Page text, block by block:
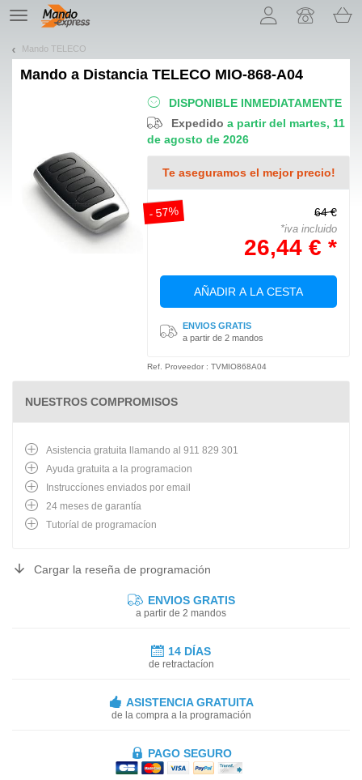
TE
navigation
Mando TELECO
Mando a Distancia TELECO MIO-868-A04
DISPONIBLE INMEDIATAMENTE
Expedidoa partir del martes, 11
de agosto de 2026
Te aseguramos el mejor precio!
- 57% 64 €
*iva incluido
26,44 € *
AÑADIR A LA CESTA
ENVIOS GRATIS
a partir de 2 mandos
Ref. Proveedor : TVMIO868A04
NUESTROS COMPROMISOS
Asistencia gratuita llamando al 911 829 301
Ayuda gratuita a la programacion
Instruccíones enviados por email
24 meses de garantía
Tutoríal de programacíon
Cargar la reseña de programación
ENVIOS GRATIS
a partir de 2 mandos
14 DÍAS
de retractacíon
ASISTENCIA GRATUITA
de la compra a la programación
PAGO SEGURO
¡Permítenos presentarte nuestras cookies!